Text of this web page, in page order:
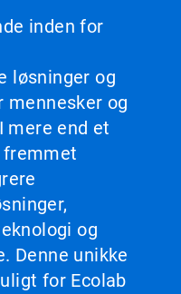
inden for
løsninger og
mennesker og
mere end et
fremmet
og
Denne unikke
for Ecolab